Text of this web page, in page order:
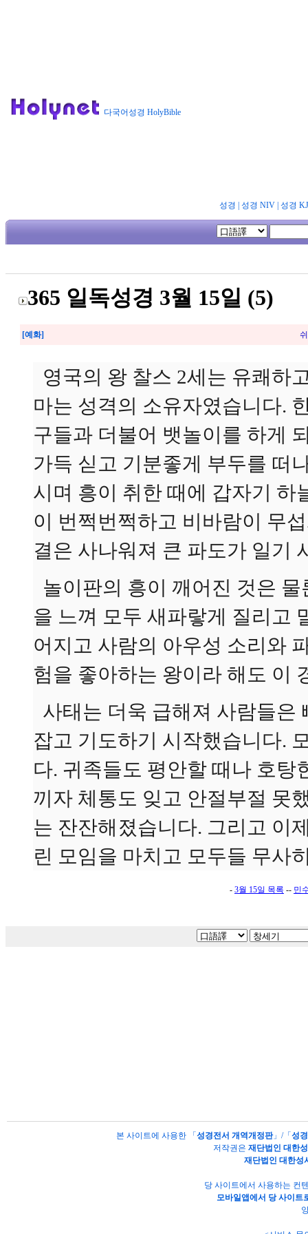
다국어성경 HolyBible
성경 성경 NIV| 성경
365 일독성경 3월 15일 (5)
[예화]
영국의 왕 찰스 2세는 유쾌하
마는 성격의 소유자였습니다.
구들과 더불어 뱃놀이를 하게
가득 싣고 기분좋게 부두를 떠
시며 흥이 취한 때에 갑자기 하
이 번쩍번쩍하고 비바람이 무
결은 사나워져 큰 파도가 일기
놀이판의 흥이 깨어진 것은
을 느껴 모두 새파랗게 질리고
어지고 사람의 아우성 소리와
험을 좋아하는 왕이라 해도 이
사태는 더욱 급해져 사람들은
잡고 기도하기 시작했습니다.
다. 귀족들도 평안할 때나 호탕
끼자 체통도 잊고 안절부절 못
는 잔잔해졌습니다. 그리고 이
린 모임을 마치고 모두들 무사
- 3월 15일 목록 -- 민
본 사이트에 사용한 「 성경전서 개역개정판」/「 성
저작권은 재단법인 대한
재단법인 대한성
당 사이트에서 사용하는 컨
모바일앱에서 당 사이트